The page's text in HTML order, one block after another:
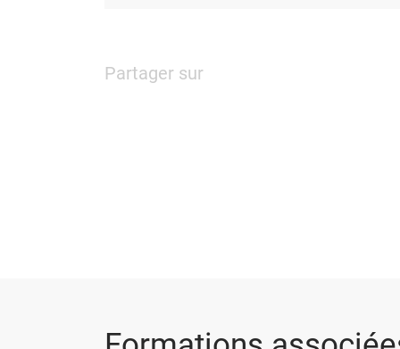
Partager sur